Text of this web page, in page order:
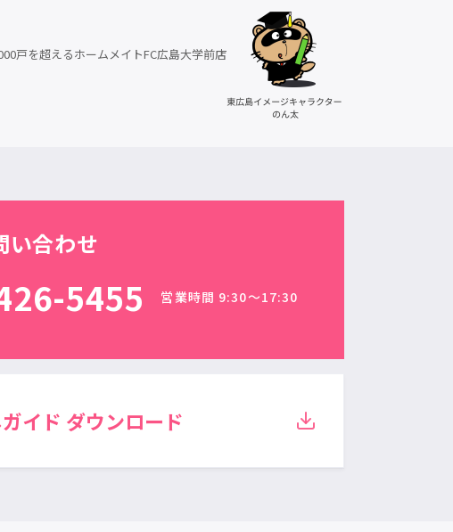
戸を超えるホームメイトFC広島大学前店
い合わせ
5455 営業時間 9:30〜17:30
イド ダウンロード